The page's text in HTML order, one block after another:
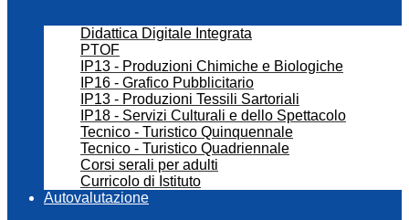
Didattica Digitale Integrata
PTOF
IP13 - Produzioni Chimiche e Biologiche
IP16 - Grafico Pubblicitario
IP13 - Produzioni Tessili Sartoriali
IP18 - Servizi Culturali e dello Spettacolo
Tecnico - Turistico Quinquennale
Tecnico - Turistico Quadriennale
Corsi serali per adulti
Curricolo di Istituto
Autovalutazione